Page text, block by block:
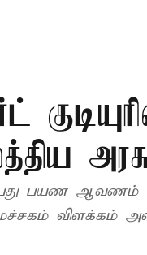
பயண ஆவணம்
விளக்கம்